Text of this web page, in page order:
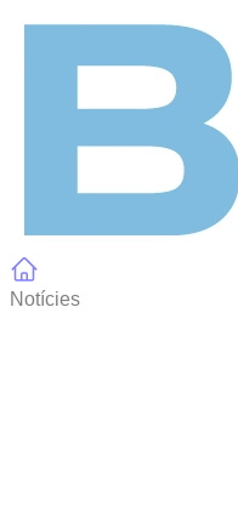
Notícies